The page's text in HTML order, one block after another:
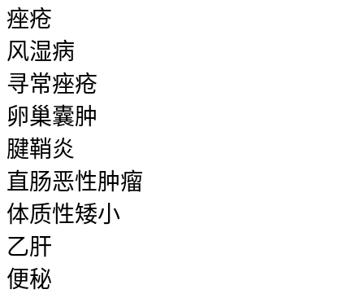
痤疮
风湿病
寻常痤疮
卵巢囊肿
腱鞘炎
直肠恶性肿瘤
体质性矮小
乙肝
便秘